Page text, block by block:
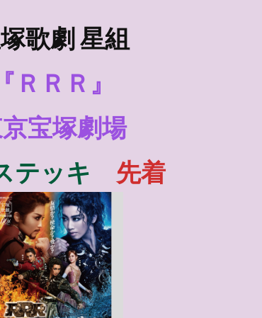
歌劇 星組
ＲＲＲ』
宝塚劇場
テッキ
先着